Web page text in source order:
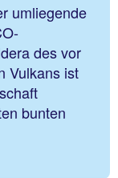
umliegende
des vor
Vulkans ist
bunten